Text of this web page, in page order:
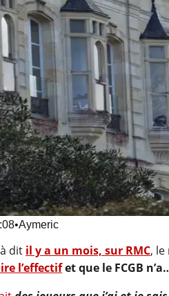
•Aymeric
dit il y a un mois, sur RMC,
l’effectifet que le FCGB